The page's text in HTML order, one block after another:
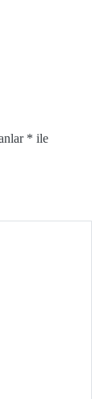
* ile